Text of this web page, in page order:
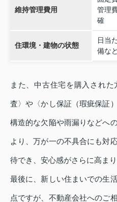
維持管理費用
管理
確
住環境・建物の状態
日当
備な
また、中古住宅を購入され
査〉や〈かし保証（瑕疵保証
構造的な欠陥や雨漏りなどへ
より、万が一の不具合にも対
待でき、安心感がさらに高まり
最後に、新しい住まいでの生
点ですが、不動産会社へのご